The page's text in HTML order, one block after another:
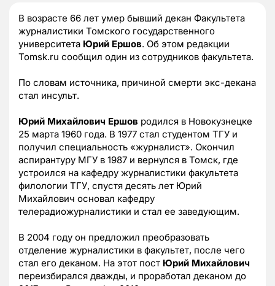
В возрасте 66 лет умер бывший декан Факультета
журналистики Томского государственного
университета Юрий Ершов. Об этом редакции
Tomsk.ru сообщил один из сотрудников факультета.
По словам источника, причиной смерти экс-декана
стал инсульт.
Юрий Михайлович Ершов родился в Новокузнецке
25 марта 1960 года. В 1977 стал студентом ТГУ и
получил специальность «журналист». Окончил
аспирантуру МГУ в 1987 и вернулся в Томск, где
устроился на кафедру журналистики факультета
филологии ТГУ, спустя десять лет Юрий
Михайлович основал кафедру
телерадиожурналистики и стал ее заведующим.
В 2004 году он предложил преобразовать
отделение журналистики в факультет, после чего
стал его деканом. На этот пост Юрий Михайлович
переизбирался дважды, и проработал деканом до